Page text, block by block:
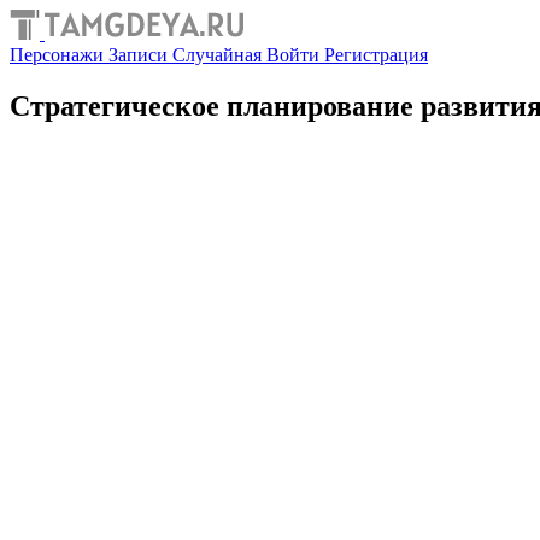
Персонажи Записи Случайная Войти Регистрация
Стратегическое планирование